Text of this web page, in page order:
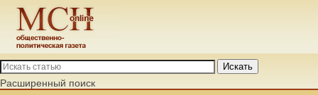
Искать
Расширенный поиск